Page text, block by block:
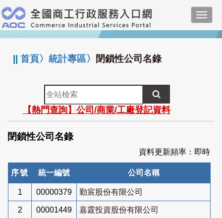
跳
到
主
要
:::
||首頁〉統計專區〉 閉鎖性公司名錄
全
站
檢
索
【熱門查詢】公司/商業/工廠登記資料
閉鎖性公司名錄
資料更新頻率：即時
序號 統一編號 公司名稱
1 00000379 勤宸股份有限公司
2 00001449 嘉霆投資股份有限公司